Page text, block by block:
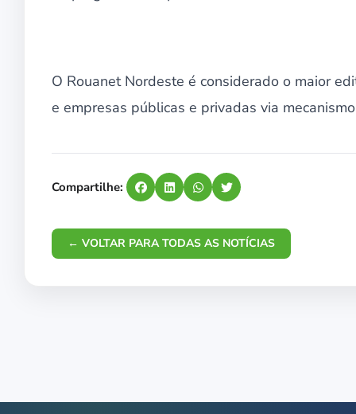
O Rouanet Nordeste é considerado o maior
e empresas públicas e privadas via
Compartilhe:
← VOLTAR PARA TODAS AS NOTÍCIAS